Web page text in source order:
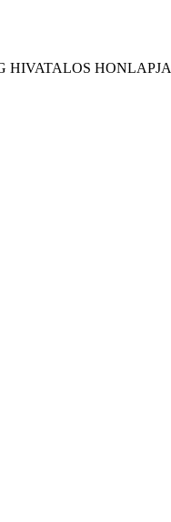
HIVATALOS HONLAPJA